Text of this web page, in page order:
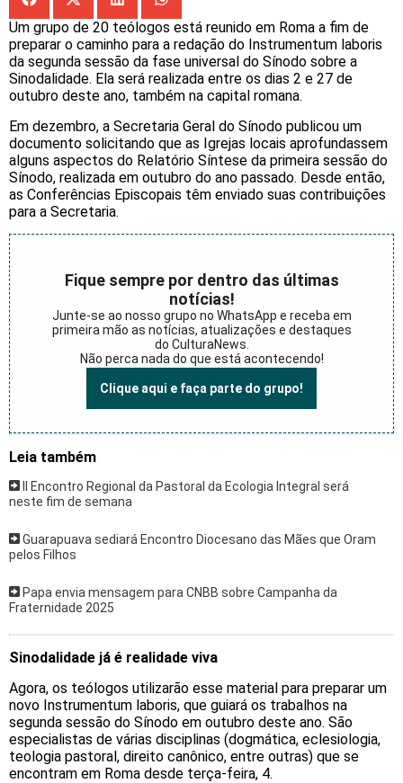
Um grupo de 20 teólogos está reunido em Roma a fim de
preparar o caminho para a redação do Instrumentum laboris
da segunda sessão da fase universal do Sínodo sobre a
Sinodalidade. Ela será realizada entre os dias 2 e 27 de
outubro deste ano, também na capital romana.
Em dezembro, a Secretaria Geral do Sínodo publicou um
documento solicitando que as Igrejas locais aprofundassem
alguns aspectos do Relatório Síntese da primeira sessão do
Sínodo, realizada em outubro do ano passado. Desde então,
as Conferências Episcopais têm enviado suas contribuições
para a Secretaria.
Fique sempre por dentro das últimas
notícias!
Junte-se ao nosso grupo no WhatsApp e receba em
primeira mão as notícias, atualizações e destaques
do CulturaNews.
Não perca nada do que está acontecendo!
Clique aqui e faça parte do grupo!
Leia também
II Encontro Regional da Pastoral da Ecologia Integral será
neste fim de semana
Guarapuava sediará Encontro Diocesano das Mães que Oram
pelos Filhos
Papa envia mensagem para CNBB sobre Campanha da
Fraternidade 2025
Sinodalidade já é realidade viva
Agora, os teólogos utilizarão esse material para preparar um
novo Instrumentum laboris, que guiará os trabalhos na
segunda sessão do Sínodo em outubro deste ano. São
especialistas de várias disciplinas (dogmática, eclesiologia,
teologia pastoral, direito canônico, entre outras) que se
encontram em Roma desde terça-feira, 4.